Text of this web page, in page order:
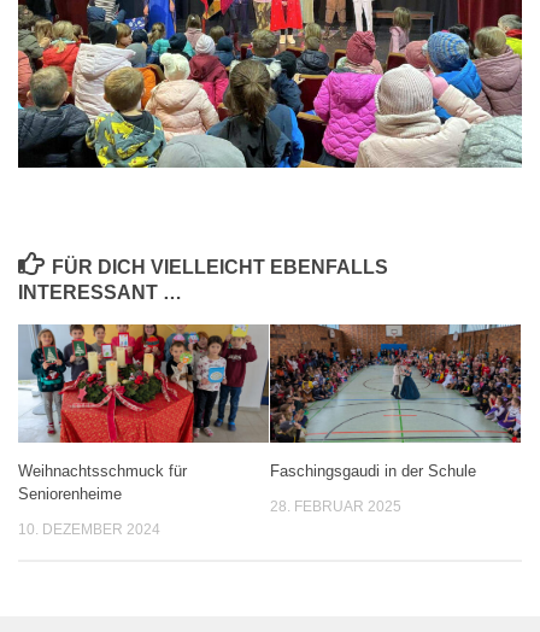
FÜR DICH VIELLEICHT EBENFALLS
INTERESSANT …
Weihnachtsschmuck für
Seniorenheime
10. DEZEMBER 2024
Faschingsgaudi in der Schule
28. FEBRUAR 2025